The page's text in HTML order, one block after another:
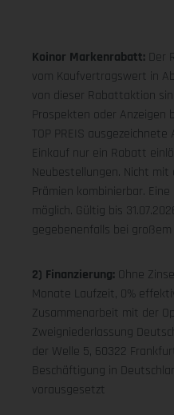
Koinor Markenrabatt: Der
vom Kaufvertragswert in
von dieser Rabattaktion
Prospekten oder Anzeigen
TOP PREIS
Einkauf nur ein Rabatt
Neubestellungen. Nicht
Prämien kombinierbar.
möglich. Gültig bis
gegebenenfalls bei
2) Finanzierung: Ohne
Monate Laufzeit, 0%
Zusammenarbeit mit der
Zweigniederlassung
der Welle 5, 60322
Beschäftigung in
vorausgesetzt